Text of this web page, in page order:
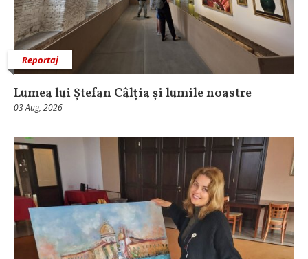
Reportaj
Lumea lui Ștefan Câlția și lumile noastre
03 Aug, 2026